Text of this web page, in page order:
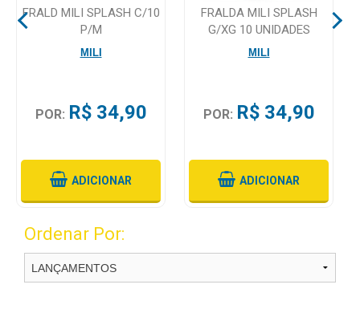
Medicamentos
e
Proteção
Adulto
Dermocosméticos
FRALD MILI SPLASH C/10
P/M
MILI
POR: R$ 34,90
ADICIONAR
FRALDA MILI SPLASH
G/XG 10 UNIDADES
MILI
POR: R$ 34,90
ADICIONAR
Ordenar Por: